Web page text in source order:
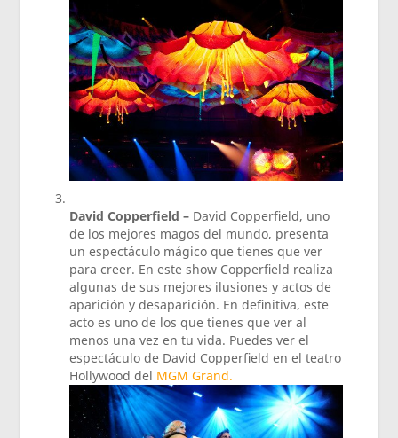
David Copperfield – David Copperfield, uno
de los mejores magos del mundo, presenta
un espectáculo mágico que tienes que ver
para creer. En este show Copperfield realiza
algunas de sus mejores ilusiones y actos de
aparición y desaparición. En definitiva, este
acto es uno de los que tienes que ver al
menos una vez en tu vida. Puedes ver el
espectáculo de David Copperfield en el teatro
Hollywood del MGM Grand.